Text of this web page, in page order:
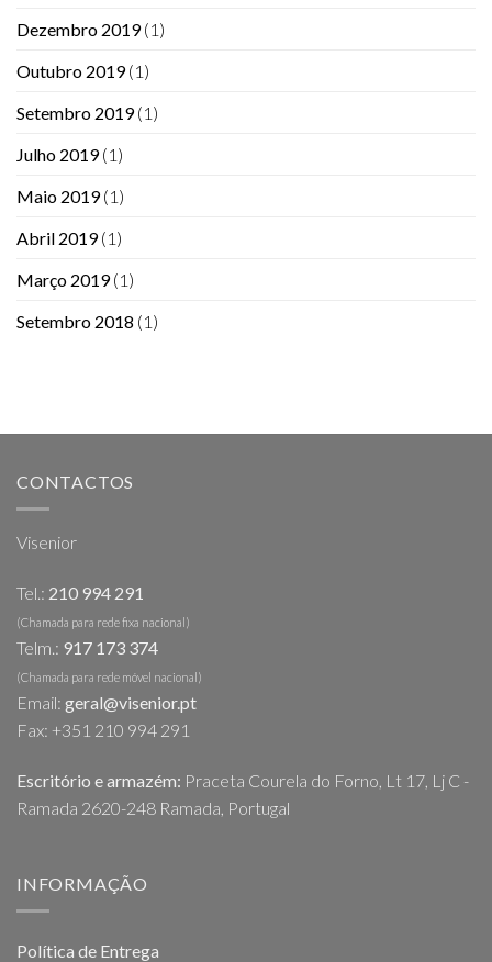
Dezembro 2019(1)
Outubro 2019(1)
Setembro 2019(1)
Julho 2019(1)
Maio 2019(1)
Abril 2019(1)
Março 2019(1)
Setembro 2018 (1)
CONTACTOS
Visenior
Tel.: 210 994 291
(Chamada para rede fixa nacional)
Telm.: 917 173 374
(Chamada para rede móvel nacional)
Email: geral@visenior.pt
Fax: +351 210 994 291
Escritório e armazém: Praceta Courela do Forno, Lt 17, Lj C -
Ramada 2620-248 Ramada, Portugal
INFORMAÇÃO
Política de Entrega